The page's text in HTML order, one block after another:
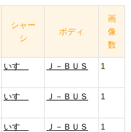
シャー
シ
ボディ
画
像
数
いすゞ Ｊ－ＢＵＳ 1
いすゞ Ｊ－ＢＵＳ 1
いすゞ Ｊ－ＢＵＳ 1